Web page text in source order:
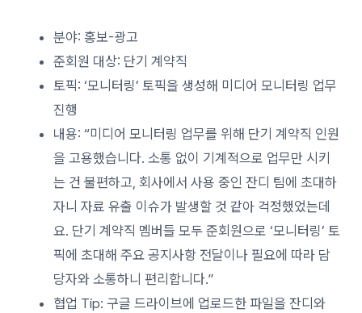
분야: 홍보-광고
준회원 대상: 단기 계약직
토픽: ‘모니터링’ 토픽을 생성해 미디어 모니터링 업무
진행
내용: “미디어 모니터링 업무를 위해 단기 계약직 인원
을 고용했습니다. 소통 없이 기계적으로 업무만 시키
는 건 불편하고, 회사에서 사용 중인 잔디 팀에 초대하
자니 자료 유출 이슈가 발생할 것 같아 걱정했었는데
요. 단기 계약직 멤버들 모두 준회원으로 ‘모니터링’ 토
픽에 초대해 주요 공지사항 전달이나 필요에 따라 담
당자와 소통하니 편리합니다.”
협업 Tip: 구글 드라이브에 업로드한 파일을 잔디와